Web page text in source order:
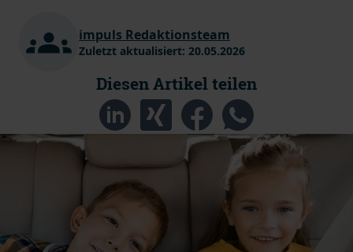
impuls Redaktionsteam
Zuletzt aktualisiert: 20.05.2026
Diesen Artikel teilen